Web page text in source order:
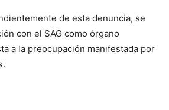
flecha
para
de esta denuncia, se
con el SAG como órgano
a la preocupación manifestada por